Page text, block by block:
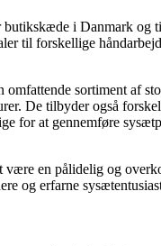
i Danmark og
til forskellige
omfattende sortiment af
De tilbyder også
for at gennemføre
være en pålidelig og
og erfarne